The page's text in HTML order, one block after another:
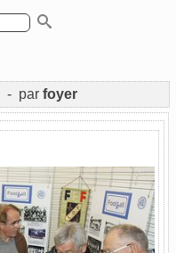
- par foyer